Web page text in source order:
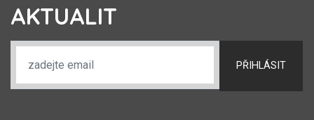
AKTUALIT
PŘIHLÁSIT